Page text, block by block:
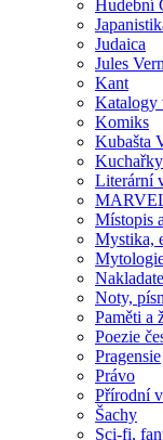
Hudební
Judaica
Jules
Kant
Katalogy
Komiks
Kubašta
Kuchařky
Literární
Místopis
Mystika,
Noty,
Paměti a
Poezie
Pragensie
Právo
Přírodní
Šachy
Sci-fi,